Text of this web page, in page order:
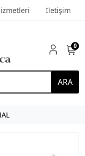
İletişim
ARA
0